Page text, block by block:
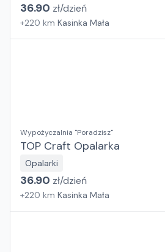
36.90 zł/dzień
+220 km Kasinka Mała
Wypożyczalnia "Poradzisz"
TOP Craft Opalarka
Opalarki
36.90 zł/dzień
+220 km Kasinka Mała